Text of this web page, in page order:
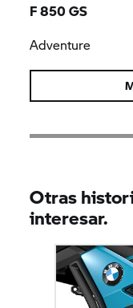
F 850 GS
Adventure
Otras
interesar.